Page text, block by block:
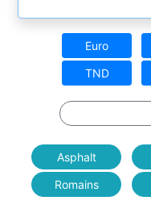
Euro
TND
Asphalt
Romains